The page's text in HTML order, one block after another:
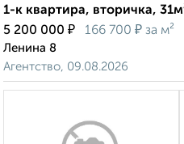
1-к квартира, вторичка,
5 200 000 ₽ 166 700 ₽ за м²
Ленина 8
Агентство, 09.08.2026